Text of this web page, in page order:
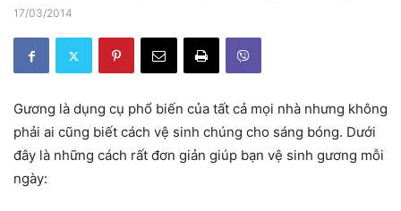
17/03/2014
Gương là dụng cụ phổ biến của tất cả mọi nhà nhưng không
phải ai cũng biết cách vệ sinh chúng cho sáng bóng. Dưới
đây là những cách rất đơn giản giúp bạn vệ sinh gương mỗi
ngày: